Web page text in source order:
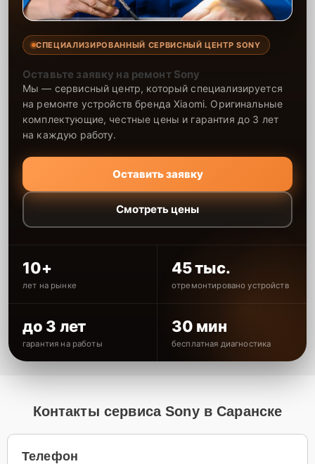
СПЕЦИАЛИЗИРОВАННЫЙ СЕРВИСНЫЙ ЦЕНТР SONY
Оставьте заявку на ремонт Sony
Мы — сервисный центр, который специализируется
на ремонте устройств бренда Xiaomi. Оригинальные
комплектующие, честные цены и гарантия до 3 лет
на каждую работу.
Оставить заявку
Смотреть цены
10+
лет на рынке
45 тыс.
отремонтировано устройств
до 3 лет
гарантия на работы
30 мин
бесплатная диагностика
Контакты сервиса Sony в Саранске
Телефон